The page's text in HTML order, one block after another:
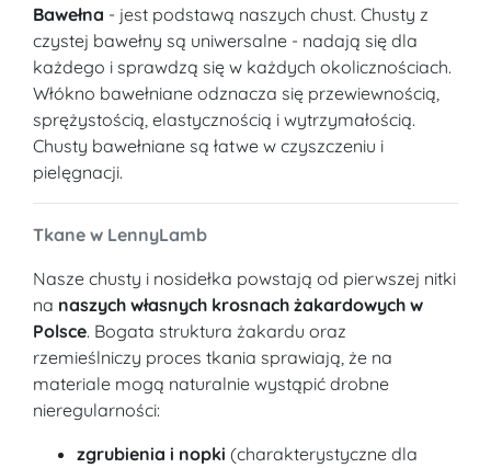
Bawełna - jest podstawą naszych chust. Chusty z
czystej bawełny są uniwersalne - nadają się dla
każdego i sprawdzą się w każdych okolicznościach.
Włókno bawełniane odznacza się przewiewnością,
sprężystością, elastycznością i wytrzymałością.
Chusty bawełniane są łatwe w czyszczeniu i
pielęgnacji.
Tkane w LennyLamb
Nasze chusty i nosidełka powstają od pierwszej nitki
na naszych własnych krosnach żakardowych w
Polsce. Bogata struktura żakardu oraz
rzemieślniczy proces tkania sprawiają, że na
materiale mogą naturalnie wystąpić drobne
nieregularności:
zgrubienia i nopki (charakterystyczne dla